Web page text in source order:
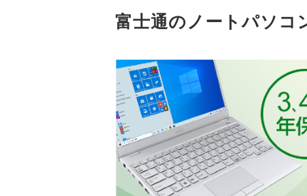
富士通のノートパソコン全55商品おすすめ人
富士通のノートパソコンは修理依頼できる？
ほかのメーカーのノートパソコンもチェック
ノートパソコンを外で使うことが多いなら、
富士通のノートパソコンの売れ筋ランキングも
富士通のノートパソコ